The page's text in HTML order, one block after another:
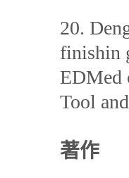
20.
finishin
EDMed
Tool
著作